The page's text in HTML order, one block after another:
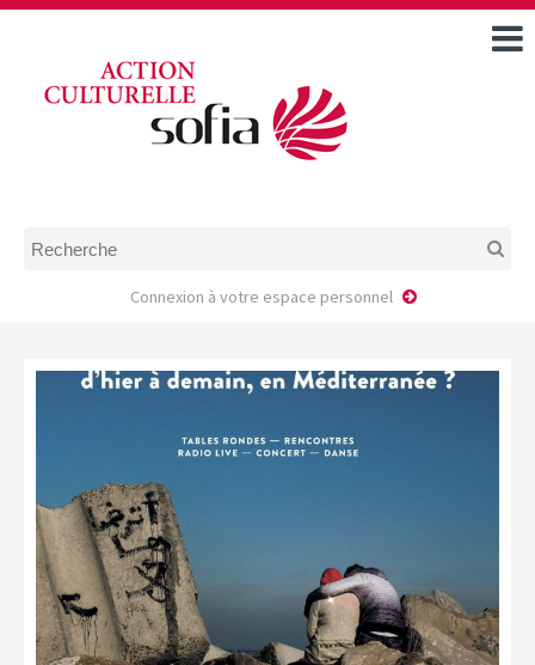
DOSSIERS DE DEMANDE
FAIRE UNE DEMANDE D’AIDE
PRESTATION
LA COPIE PRIVÉE
NUMÉRIQUE
LA CULTURE AVEC LA COPIE
PRIVÉE
Connexion à votre espace personnel